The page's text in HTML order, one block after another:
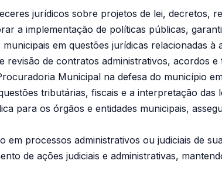
jurídicos sobre projetos de lei, decretos,
a implementação de políticas públicas,
em questões jurídicas relacionadas
revisão de contratos administrativos, acordos
Municipal na defesa do município
tributárias, fiscais e a interpretação das
para os órgãos e entidades municipais,
em processos administrativos ou judiciais de
de ações judiciais e administrativas,